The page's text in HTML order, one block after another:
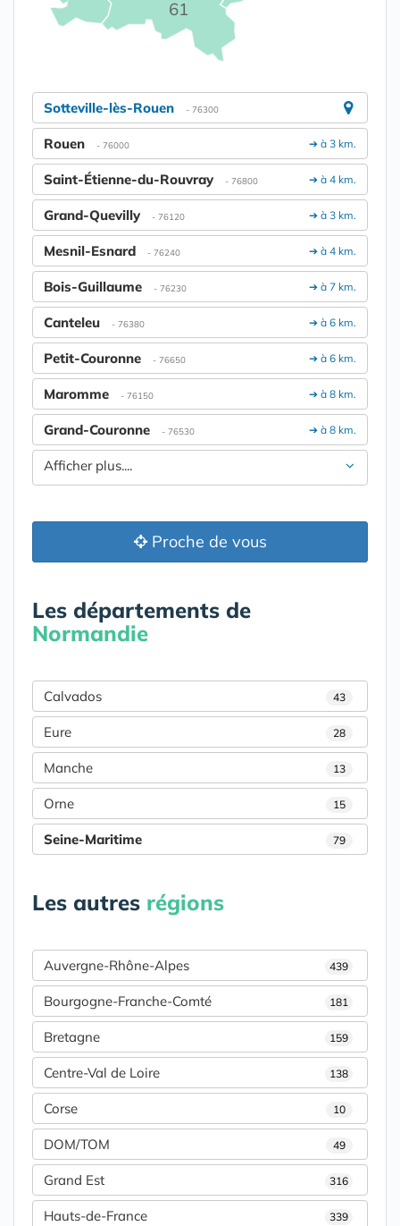
61
Sotteville-lès-Rouen - 76300
➔ à 3 km.
Rouen - 76000
➔ à 4 km.
Saint-Étienne-du-Rouvray - 76800
➔ à 3 km.
Grand-Quevilly - 76120
➔ à 4 km.
Mesnil-Esnard - 76240
➔ à 7 km.
Bois-Guillaume - 76230
➔ à 6 km.
Canteleu - 76380
➔ à 6 km.
Petit-Couronne - 76650
➔ à 8 km.
Maromme - 76150
➔ à 8 km.
Grand-Couronne - 76530
Afficher plus....
Proche de vous
Les départements de
Normandie
Calvados 43
Eure 28
Manche 13
Orne 15
Seine-Maritime 79
Les autres régions
Auvergne-Rhône-Alpes 439
Bourgogne-Franche-Comté 181
Bretagne 159
Centre-Val de Loire 138
Corse 10
DOM/TOM 49
Grand Est 316
Hauts-de-France 339